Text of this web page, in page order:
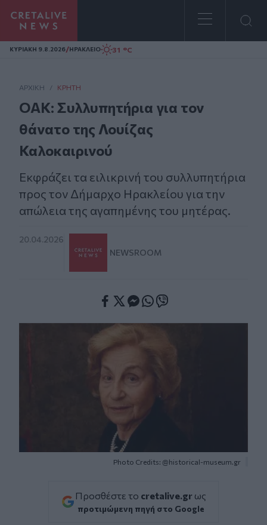
Homepage
ΚΥΡΙΑΚΗ 9.8.2026/ΗΡΑΚΛΕΙΟ 31 °C
ΑΡΧΙΚΗ / ΚΡΉΤΗ
ΟΑΚ: Συλλυπητήρια για τον
θάνατο της Λουίζας
Καλοκαιρινού
Eκφράζει τα ειλικρινή του συλλυπητήρια
προς τον Δήμαρχο Ηρακλείου για την
απώλεια της αγαπημένης του μητέρας.
20.04.2026
NEWSROOM
Photo Credits: @historical-museum.gr
Προσθέστε το cretalive.gr ως
προτιμώμενη πηγή στο Google